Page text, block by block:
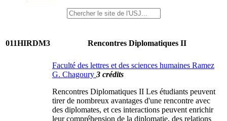
011HIRDM3 Rencontres Diplomatiques II
Faculté des lettres et des sciences humaines Ramez
G. Chagoury 3 crédits
Rencontres Diplomatiques II Les étudiants peuvent
tirer de nombreux avantages d'une rencontre avec
des diplomates, et ces interactions peuvent enrichir
leur compréhension de la diplomatie, des relations